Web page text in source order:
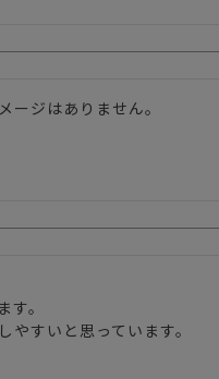
ジはありません。
。
すいと思っています。